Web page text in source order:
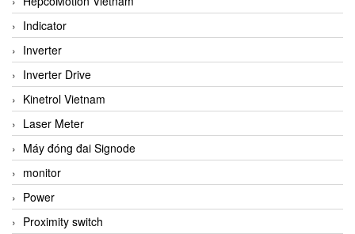
Indicator
Inverter
Inverter Drive
Kinetrol Vietnam
Laser Meter
Máy đóng đai Signode
monitor
Power
Proximity switch